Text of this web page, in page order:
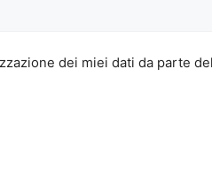
dei miei dati da parte